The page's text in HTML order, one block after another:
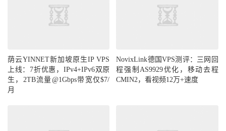
荫云YINNET新加坡原生IP VPS
上线：7折优惠，IPv4+IPv6双原
生，2TB流量@1Gbps带宽仅$7/
月
NovixLink德国VPS测评：三网回
程强制AS9929优化，移动去程
CMIN2，看视频12万+速度